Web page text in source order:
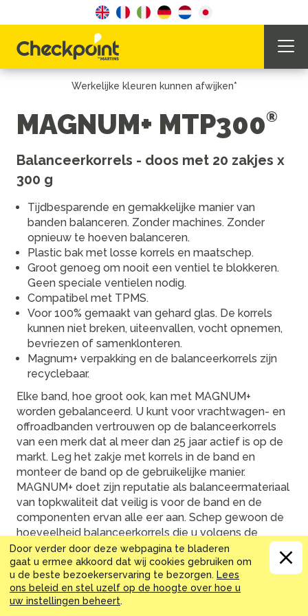
Werkelijke kleuren kunnen afwijken*
MAGNUM+ MTP300
Balanceerkorrels - doos met 20 zakjes x
300 g
Tijdbesparende en gemakkelijke manier van
banden balanceren. Zonder machines. Zonder
opnieuw te hoeven balanceren.
Plastic bak met losse korrels en maatschep.
Groot genoeg om nooit een ventiel te blokkeren.
Geen speciale ventielen nodig.
Compatibel met TPMS.
Voor 100% gemaakt van gehard glas. De korrels
kunnen niet breken, uiteenvallen, vocht opnemen,
bevriezen of samenklonteren.
Magnum+ verpakking en de balanceerkorrels zijn
recyclebaar.
Elke band, hoe groot ook, kan met MAGNUM+
worden gebalanceerd. U kunt voor vrachtwagen- en
offroadbanden vertrouwen op de balanceerkorrels
van een merk dat al meer dan 25 jaar actief is op de
markt. Leg het zakje met korrels in de band en
monteer de band op de gebruikelijke manier.
MAGNUM+ doet zijn reputatie als balanceermateriaal
van topkwaliteit dat veilig is voor de band en de
componenten ervan alle eer aan. Schep gewoon de
hoeveelheid balanceerkorrels die u volgens de
bandenmaat nodig hebt (toepassingstabel bevindt
zich op het label) en giet ze in de band. Heeft geen
silicacoating, is recyclebaar en herbruikbaar. De
korrels gaan langer mee dan de banden.
Door verder door deze webpagina te bladeren
gaat u ermee akkoord dat wij cookies gebruiken om
u de beste bezoekerservaring te bezorgen. Lees
ons beleid en stel uzelf op de hoogte over hoe u
uw instellingen beheert.